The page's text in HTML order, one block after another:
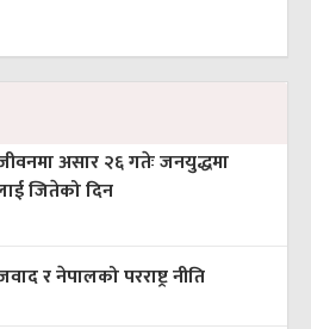
असार २६ गतेः जनयुद्धमा
जितेको दिन
र नेपालको परराष्ट्र नीति